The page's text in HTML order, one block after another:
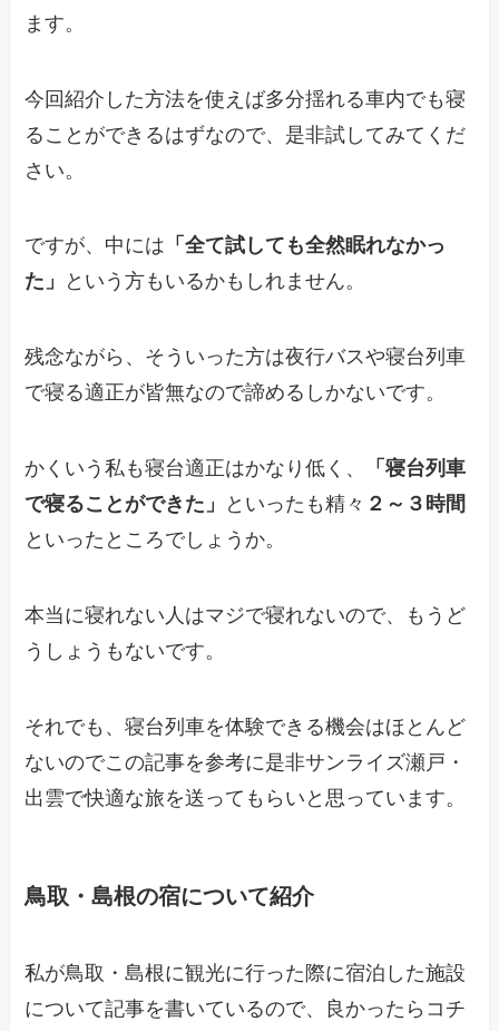
ます。
今回紹介した方法を使えば多分揺れる車内でも寝
ることができるはずなので、是非試してみてくだ
さい。
ですが、中には 「全て試しても全然眠れなかっ
た」
という方もいるかもしれません。
残念ながら、そういった方は夜行バスや寝台列車
で寝る適正が皆無なので諦めるしかないです。
かくいう私も寝台適正はかなり低く、
「寝台列車
で寝ることができた」
といったも精々 ２～３時間
といったところでしょうか。
本当に寝れない人はマジで寝れないので、もうど
うしょうもないです。
それでも、寝台列車を体験できる機会はほとんど
ないのでこの記事を参考に是非サンライズ瀬戸・
出雲で快適な旅を送ってもらいと思っています。
鳥取・島根の宿について紹介
私が鳥取・島根に観光に行った際に宿泊した施設
について記事を書いているので、良かったらコチ